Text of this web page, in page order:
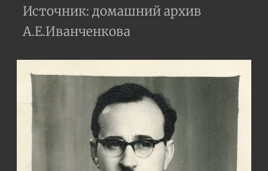
Источник: домашний архив
А.Е.Иванченкова